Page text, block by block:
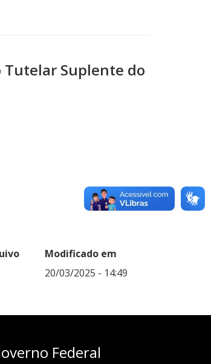
Tutelar Suplente do
Modificado em
20/03/2025 - 14:49
Federal